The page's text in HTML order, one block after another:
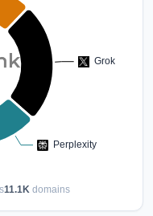
11.1Kdomains